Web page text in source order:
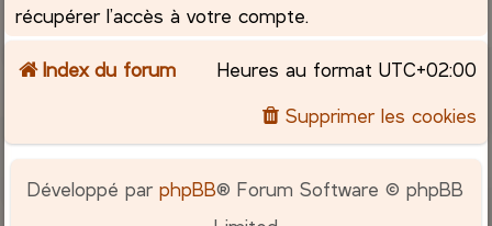
récupérer l’accès à votre compte.
Index du forum Heures au format UTC+02:00
Supprimer les cookies
Développé parphpBB® Forum Software © phpBB